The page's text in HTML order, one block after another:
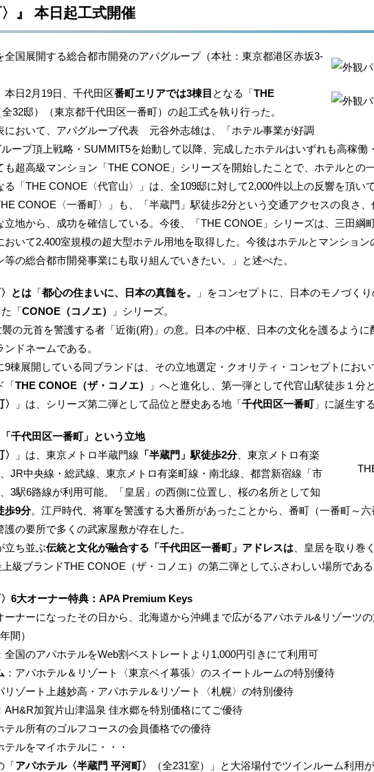
』 本日起工式開催
国展開する総合都市開発のアパグループ（本社：東京都港区赤坂3-
日2月19日、千代田区番町エリアでは3棟目 となる「THE
全32邸）（東京都千代田区一番町）の起工式を執り行った。
おいて、アパグループ代表 元谷外志雄は、「ホテル事業が好調
ープ頂上戦略・SUMMIT5を始動して以降、完成したホテルはいずれも高稼働
も超高級マンション「THE CONOE」シリーズを開始したことで、ホテルとの
「THE CONOE〈代官山〉」は、全109邸に対して2,000件以上の反響を頂い
CONOE〈一番町〉」も、「半蔵門」駅徒歩2分という交通アクセスの良さ
立地から、成功を確信している。今後、「THE CONOE」シリーズは、三田綱
おいて2,400室規模の超大型ホテル用地を取得した。今後はホテルとマンショ
の総合都市開発事業にも取り組んでいきたい。」と述べた。
とは 「都心の住まいに、日本の真髄を。
」をコンセプトに、日本のモノづく
「CONOE（コノエ）
」シリーズ。
襲の元首を警護する者「近衛(府)」の意。日本の中枢、日本の文化を護るように
ドネームである。
棟展開している同ブランドは、その立地選定・クオリティ・コンセプトにお
「THE CONOE（ザ・コノエ）
」へと進化し、第一弾として代官山駅徒歩１分
」は、シリーズ第二弾として品位と歴史ある地「千代田区一番町」に誕生する
千代田区一番町」という立地
」は、東京メトロ半蔵門線 「半蔵門」駅徒歩2分、東京メトロ有楽
JR中央線・総武線、東京メトロ有楽町線・南北線、都営新宿線「市
3駅6路線が利用可能。「皇居」の西側に位置し、桜の名所として知
歩9分。江戸時代、将軍を警護する大番所があったことから、番町（一番町～
の要所で多くの武家屋敷が存在した。
立ち並ぶ伝統と文化が融合する「千代田区一番町」アドレスは 、皇居を取り巻
級ブランドTHE CONOE（ザ・コノエ）の第二弾としてふさわしい場所である
6大オーナー特典：APA Premium Keys
ナーになったその日から、北海道から沖縄まで広がるアパホテル&リゾーツ
間）
全国のアパホテルをWeb割ベストレートより1,000円引きにて利用可
：アパホテル＆リゾート〈東京ベイ幕張〉のスイートルームの特別優待
リゾート上越妙高・アパホテル＆リゾート〈札幌〉の特別優待
AH&R加賀片山津温泉 佳水郷を特別価格にてご優待
テル所有のゴルフコースの会員価格での優待
テルをマイホテルに・・・
「アパホテル〈半蔵門 平河町〉 （全231室）」と大浴場付でツインルーム利用